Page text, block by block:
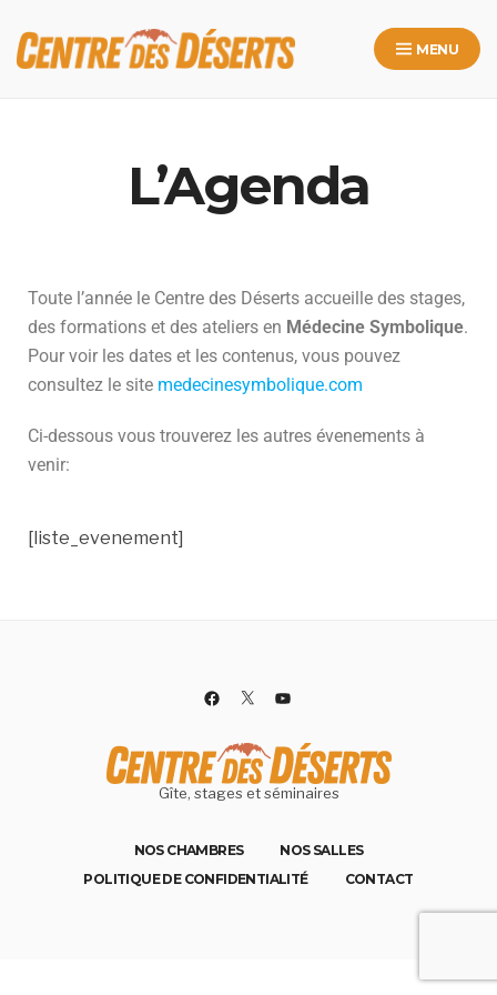
MENU
L’Agenda
Toute l’année le Centre des Déserts accueille des stages,
des formations et des ateliers en Médecine Symbolique.
Pour voir les dates et les contenus, vous pouvez
consultez le site medecinesymbolique.com
Ci-dessous vous trouverez les autres évenements à
venir:
[liste_evenement]
Gîte, stages et séminaires
NOS CHAMBRES
NOS SALLES
POLITIQUE DE CONFIDENTIALITÉ
CONTACT